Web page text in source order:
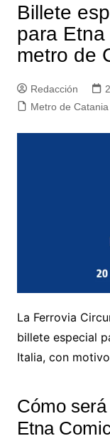
Billete
para
metro de
Redacción
Metro de
La Ferrovia
billete especial
Italia, con
Cómo
Etna